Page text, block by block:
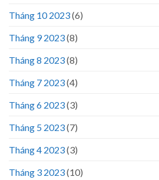
Tháng 10 2023(6)
Tháng 9 2023(8)
Tháng 8 2023(8)
Tháng 7 2023(4)
Tháng 6 2023(3)
Tháng 5 2023(7)
Tháng 4 2023(3)
Tháng 3 2023(10)